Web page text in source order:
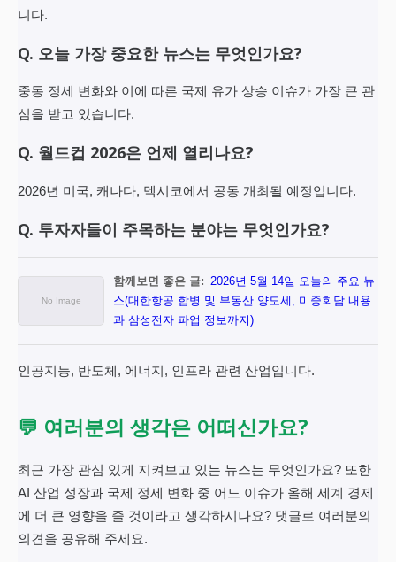
니다.
Q. 오늘 가장 중요한 뉴스는 무엇인가요?
중동 정세 변화와 이에 따른 국제 유가 상승 이슈가 가장 큰 관
심을 받고 있습니다.
Q. 월드컵 2026은 언제 열리나요?
2026년 미국, 캐나다, 멕시코에서 공동 개최될 예정입니다.
Q. 투자자들이 주목하는 분야는 무엇인가요?
함께보면 좋은 글: 2026년 5월 14일 오늘의 주요 뉴
스(대한항공 합병 및 부동산 양도세, 미중회담 내용
과 삼성전자 파업 정보까지)
인공지능, 반도체, 에너지, 인프라 관련 산업입니다.
💬 여러분의 생각은 어떠신가요?
최근 가장 관심 있게 지켜보고 있는 뉴스는 무엇인가요? 또한
AI 산업 성장과 국제 정세 변화 중 어느 이슈가 올해 세계 경제
에 더 큰 영향을 줄 것이라고 생각하시나요? 댓글로 여러분의
의견을 공유해 주세요.